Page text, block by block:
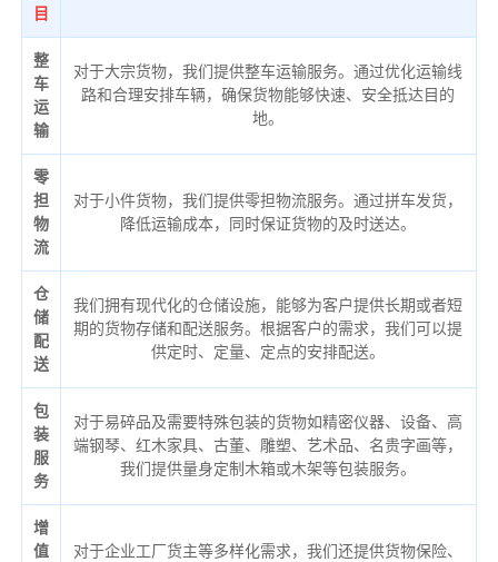
目
整
车
运
输
对于大宗货物，我们提供整车运输服务。通过优化运输线
路和合理安排车辆，确保货物能够快速、安全抵达目的
地。
零
担
物
流
对于小件货物，我们提供零担物流服务。通过拼车发货，
降低运输成本，同时保证货物的及时送达。
仓
储
配
送
我们拥有现代化的仓储设施，能够为客户提供长期或者短
期的货物存储和配送服务。根据客户的需求，我们可以提
供定时、定量、定点的安排配送。
包
装
服
务
对于易碎品及需要特殊包装的货物如精密仪器、设备、高
端钢琴、红木家具、古董、雕塑、艺术品、名贵字画等，
我们提供量身定制木箱或木架等包装服务。
增
值
对于企业工厂货主等多样化需求，我们还提供货物保险、